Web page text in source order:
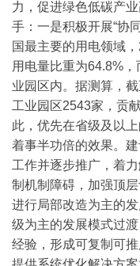
力，促进绿色低碳产
手： 一是积极开展“协
国最主要的用电领域
用电量比重为64.8%
业园区内。据测算，
工业园区2543家，贡
此，优先在省级及以
着事半功倍的效果。
工作并逐步推广，着
制机制障碍，加强顶
进行局部改造为主的
级为主的发展模式过
经验，形成可复制可